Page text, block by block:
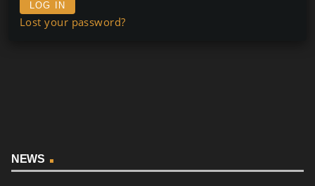
Lost your password?
NEWS